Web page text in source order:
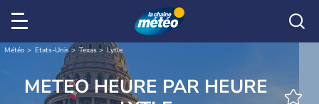
Météo Etats-Unis Texas Lytle
METEO HEURE PAR HEURE